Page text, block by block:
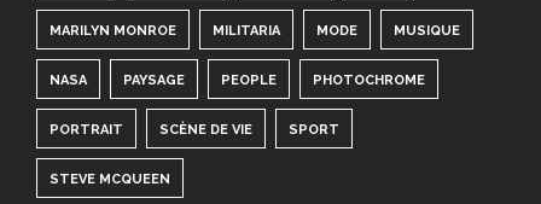
MARILYN MONROE MILITARIA MODE MUSIQUE
NASA PAYSAGE PEOPLE PHOTOCHROME
PORTRAIT SCÈNE DE VIE SPORT
STEVE MCQUEEN